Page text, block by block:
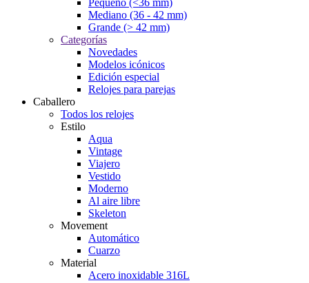
Mediano (36 - 42 mm)
Grande (> 42 mm)
Categorías
Novedades
Modelos icónicos
Edición especial
Relojes para parejas
Caballero
Todos los relojes
Estilo
Aqua
Vintage
Viajero
Vestido
Moderno
Al aire libre
Skeleton
Movement
Automático
Cuarzo
Material
Acero inoxidable 316L